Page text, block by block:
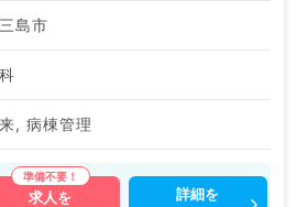
島市
, 病棟管理
求人を
詳細を